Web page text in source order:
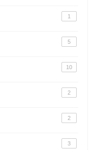
1
5
10
2
2
3